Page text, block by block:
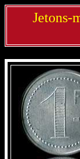
Jetons-